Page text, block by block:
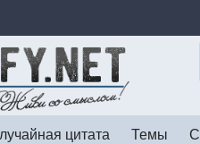
цитата Темы